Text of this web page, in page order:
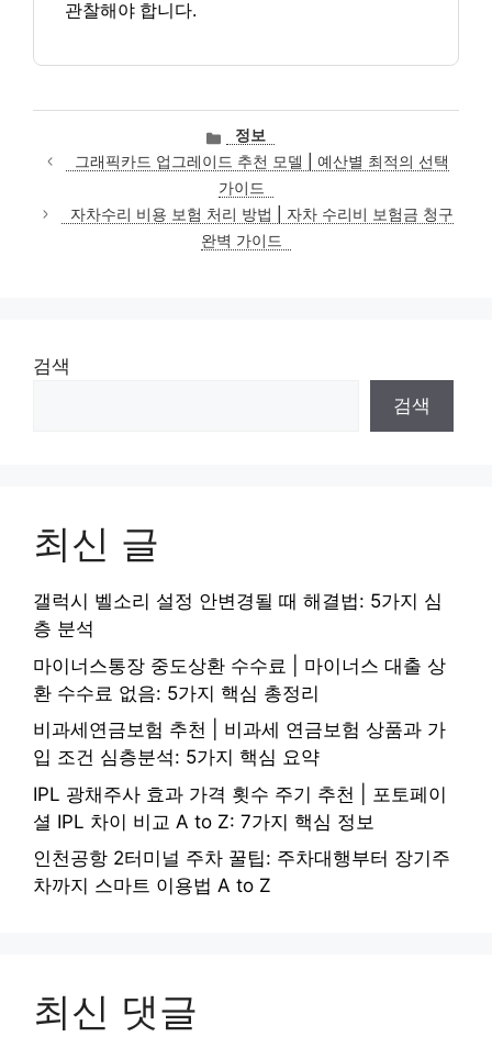
관찰해야 합니다.
카
테
고
리
정보
그래픽카드 업그레이드 추천 모델 | 예산별 최적의 선택
가이드
자차수리 비용 보험 처리 방법 | 자차 수리비 보험금 청구
완벽 가이드
검색
검색
최신 글
갤럭시 벨소리 설정 안변경될 때 해결법: 5가지 심
층 분석
마이너스통장 중도상환 수수료 | 마이너스 대출 상
환 수수료 없음: 5가지 핵심 총정리
비과세연금보험 추천 | 비과세 연금보험 상품과 가
입 조건 심층분석: 5가지 핵심 요약
IPL 광채주사 효과 가격 횟수 주기 추천 | 포토페이
셜 IPL 차이 비교 A to Z: 7가지 핵심 정보
인천공항 2터미널 주차 꿀팁: 주차대행부터 장기주
차까지 스마트 이용법 A to Z
최신 댓글